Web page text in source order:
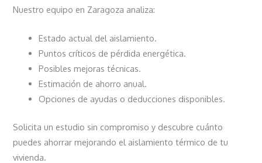
Nuestro equipo en Zaragoza analiza:
Estado actual del aislamiento.
Puntos críticos de pérdida energética.
Posibles mejoras técnicas.
Estimación de ahorro anual.
Opciones de ayudas o deducciones disponibles.
Solicita un estudio sin compromiso y descubre cuánto
puedes ahorrar mejorando el aislamiento térmico de tu
vivienda.